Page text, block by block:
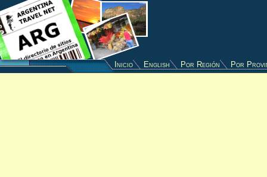
Inicio English Por Región Por